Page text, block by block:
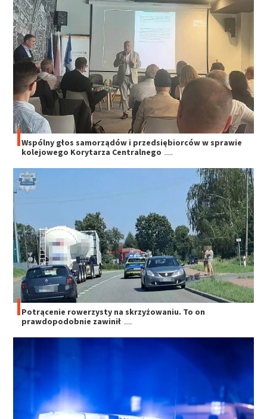
Wspólny głos samorządów i przedsiębiorców w sprawie
kolejowego Korytarza Centralnego
Potrącenie rowerzysty na skrzyżowaniu. To on
prawdopodobnie zawinił